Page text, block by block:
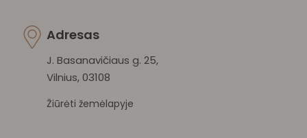
Adresas
J. Basanavičiaus g. 25,
Vilnius, 03108
Žiūrėti žemėlapyje